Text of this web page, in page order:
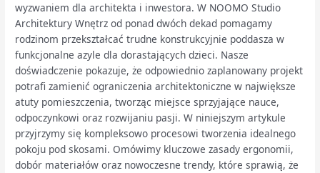
wyzwaniem dla architekta i inwestora. W NOOMO Studio
Architektury Wnętrz od ponad dwóch dekad pomagamy
rodzinom przekształcać trudne konstrukcyjnie poddasza w
funkcjonalne azyle dla dorastających dzieci. Nasze
doświadczenie pokazuje, że odpowiednio zaplanowany projekt
potrafi zamienić ograniczenia architektoniczne w największe
atuty pomieszczenia, tworząc miejsce sprzyjające nauce,
odpoczynkowi oraz rozwijaniu pasji. W niniejszym artykule
przyjrzymy się kompleksowo procesowi tworzenia idealnego
pokoju pod skosami. Omówimy kluczowe zasady ergonomii,
dobór materiałów oraz nowoczesne trendy, które sprawią, że